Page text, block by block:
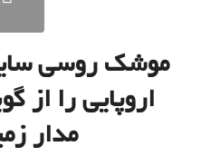
موشک روسی
اروپایی را از
مدار